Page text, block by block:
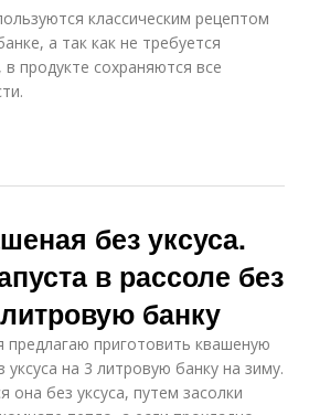
классическим рецептом
а так как не требуется
продукте сохраняются все
без уксуса.
в рассоле без
банку
предлагаю приготовить квашеную
уксуса на 3 литровую банку на зиму.
она без уксуса, путем засолки